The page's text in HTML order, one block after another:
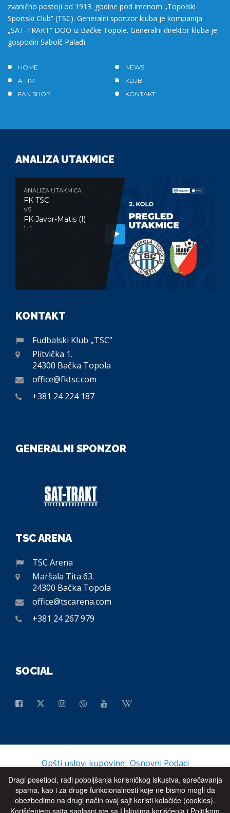
zvanično postoji od 1913. godine pod imenom „Topolski
Sportski Club” (TSC). Generalni sponzor kluba je kompanija
„SAT-TRAKT” DOO iz Bačke Topole. Generalni direktor kluba je
gospodin Sabolč Palađi.
HOME
NEWS
A TIM
KLUB
FAN SHOP
KONTAKT
ANALIZA UTAKMICE
ANALIZA UTAKMICA
FK TSC
VS
FK Javor-Matis (I)
1 : 1
KONTAKT
Fudbalski Klub „TSC”
Plitvička 1.
24300 Bačka Topola
office@fktsc.com
+381 24 224 187
GENERALNI SPONZOR
TSC ARENA
TSC Arena
Maršala Tita 63.
24300 Bačka Topola
office@tscarena.com
+381 24 267 979
SOCIAL
Opšti uslovi kupovine Osnovni Podaci
© 2026 - All Rights Reserved UP
Dragi posetioci, radi poboljšanja korisničkog iskustva, sprečavanja
spama, kao i za druge funkcionalnosti koje ne bismo mogli da
obezbedimo na drugi način ovaj sajt koristi kolačiće (cookies).
Korišćenjem sajta saglasni ste sa Uslovima korišćenja i Politikom